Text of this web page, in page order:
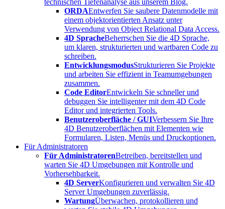
technischen Tiefenanalyse aus unserem Blog.
ORDAEntwerfen Sie saubere Datenmodelle mit
einem objektorientierten Ansatz unter
Verwendung von Object Relational Data Access.
4D SpracheBeherrschen Sie die 4D Sprache,
um klaren, strukturierten und wartbaren Code zu
schreiben.
EntwicklungsmodusStrukturieren Sie Projekte
und arbeiten Sie effizient in Teamumgebungen
zusammen.
Code EditorEntwickeln Sie schneller und
debuggen Sie intelligenter mit dem 4D Code
Editor und integrierten Tools.
Benutzeroberfläche / GUIVerbessern Sie Ihre
4D Benutzeroberflächen mit Elementen wie
Formularen, Listen, Menüs und Druckoptionen.
Für Administratoren
Für AdministratorenBetreiben, bereitstellen und
warten Sie 4D Umgebungen mit Kontrolle und
Vorhersehbarkeit.
4D ServerKonfigurieren und verwalten Sie 4D
Server Umgebungen zuverlässig.
WartungÜberwachen, protokollieren und